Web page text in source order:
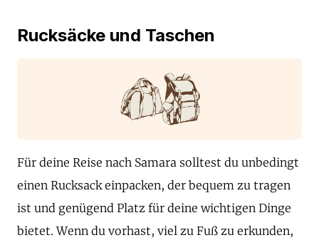
Rucksäcke und Taschen
Für deine Reise nach Samara solltest du unbedingt
einen Rucksack einpacken, der bequem zu tragen
ist und genügend Platz für deine wichtigen Dinge
bietet. Wenn du vorhast, viel zu Fuß zu erkunden,